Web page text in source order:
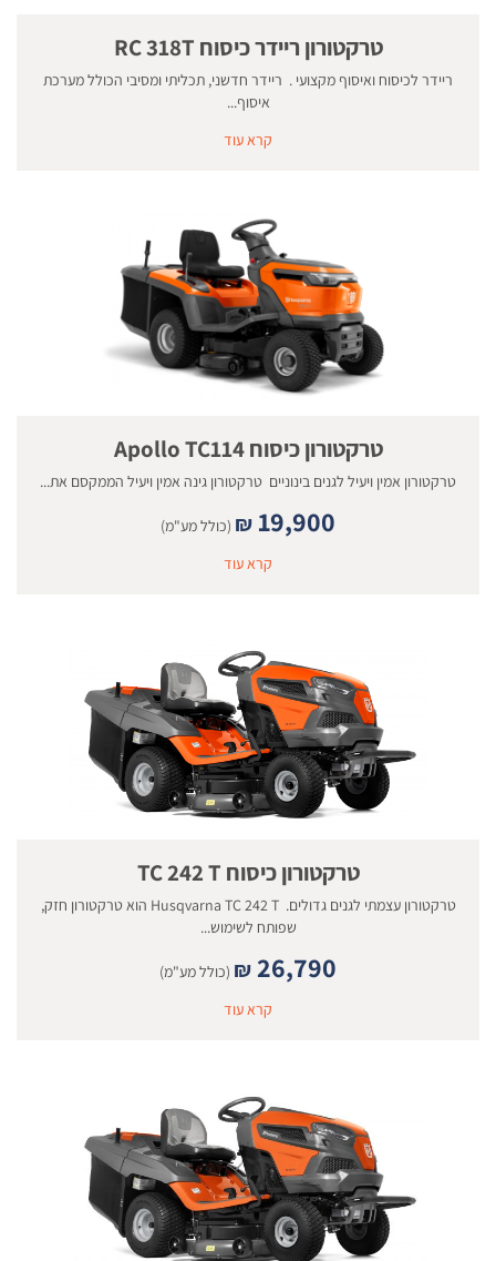
טרקטורון ריידר כיסוח RC 318T
ריידר לכיסוח ואיסוף מקצועי . ריידר חדשני, תכליתי ומסיבי הכולל מערכת
איסוף...
קרא עוד
טרקטורון כיסוח Apollo TC114
טרקטורון אמין ויעיל לגנים בינוניים טרקטורון גינה אמין ויעיל הממקסם את...
₪ 19,900
(כולל מע"מ)
קרא עוד
טרקטורון כיסוח TC 242 T
טרקטורון עצמתי לגנים גדולים. Husqvarna TC 242 T הוא טרקטורון חזק,
שפותח לשימוש...
₪ 26,790
(כולל מע"מ)
קרא עוד